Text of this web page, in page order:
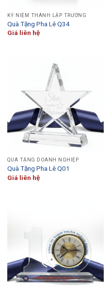
KỶ NIỆM THÀNH LẬP TRƯỜNG
Quà Tặng Pha Lê Q34
Giá liên hệ
QUÀ TẶNG DOANH NGHIỆP
Quà Tặng Pha Lê Q01
Giá liên hệ